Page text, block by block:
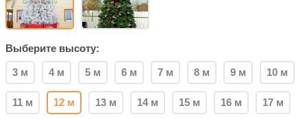
Выберите высоту:
3 м 4 м 5 м 6 м 7 м 8 м 9 м 10 м
11 м 12 м 13 м 14 м 15 м 16 м 17 м